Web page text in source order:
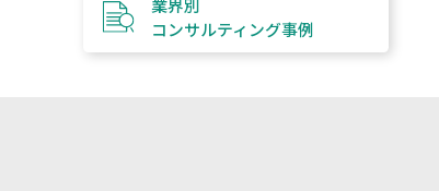
コンサルティング事例